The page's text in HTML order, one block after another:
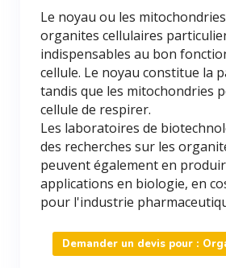
Le noyau ou les
organites cellulaires
indispensables au bon
cellule. Le noyau constitue la
tandis que les mitochondries
cellule de respirer.
Les laboratoires de
des recherches sur les
peuvent également en
applications en biologie, en
pour l'industrie
Demander un devis pour :